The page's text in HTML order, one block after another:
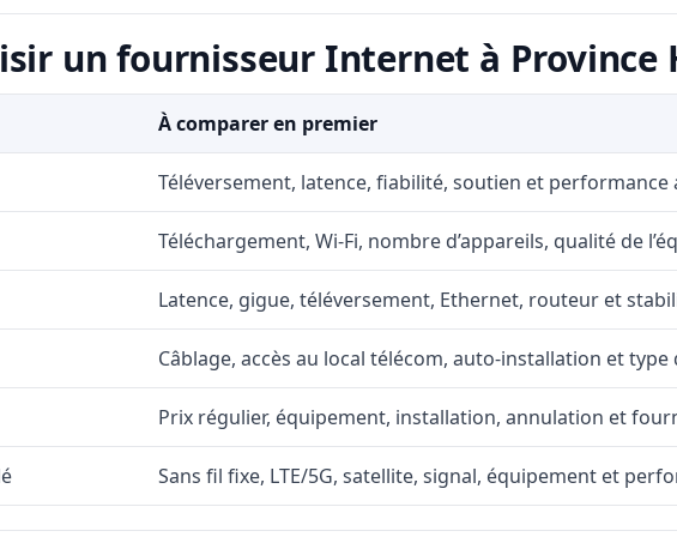
un fournisseur Internet à Province
À comparer en premier
Téléversement, latence, fiabilité, soutien et performance
Téléchargement, Wi-Fi, nombre d’appareils, qualité de
Latence, gigue, téléversement, Ethernet, routeur et
Câblage, accès au local télécom, auto-installation et
Prix régulier, équipement, installation, annulation et
Sans fil fixe, LTE/5G, satellite, signal, équipement et